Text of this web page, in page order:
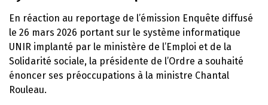
En réaction au reportage de l’émission Enquête diffusé
le 26 mars 2026 portant sur le système informatique
UNIR implanté par le ministère de l’Emploi et de la
Solidarité sociale, la présidente de l’Ordre a souhaité
énoncer ses préoccupations à la ministre Chantal
Rouleau.